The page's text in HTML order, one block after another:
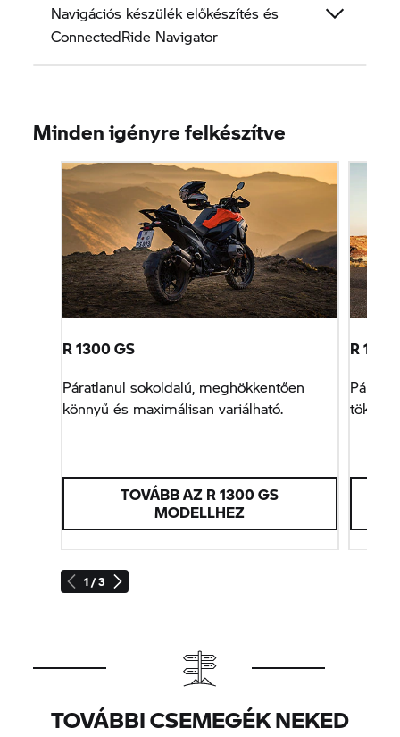
Navigációs készülék előkészítés és
ConnectedRide Navigator
Minden igényre felkészítve
1 / 3
R 1300 GS
Páratlanul sokoldalú, meghökkentően
könnyű és maximálisan variálható.
TOVÁBB AZ R 1300 GS
MODELLHEZ
R
TOVÁBBI CSEMEGÉK NEKED